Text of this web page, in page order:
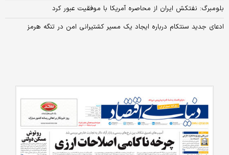
بلومبرگ: نفتکش ایران از محاصره آمریکا با موفقیت عبور کرد
ادعای جدید سنتکام درباره ایجاد یک مسیر کشتیرانی امن در تنگه هرمز